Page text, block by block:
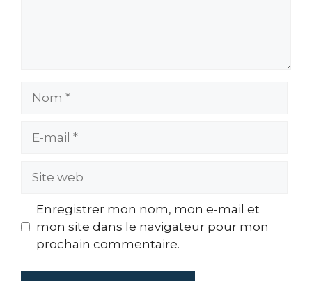
Site
Enregistrer mon nom, mon e-mail et
mon site dans le navigateur pour mon
prochain commentaire.